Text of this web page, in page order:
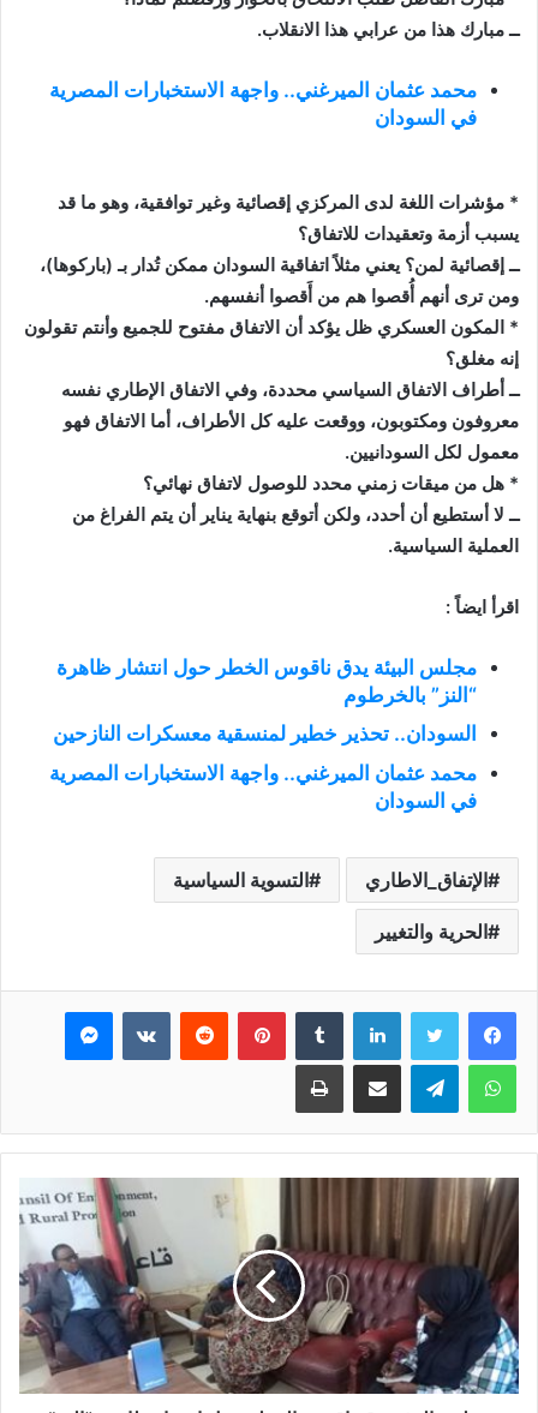
ــ مبارك هذا من عرابي هذا الانقلاب.
محمد عثمان الميرغني.. واجهة الاستخبارات المصرية
في السودان
* مؤشرات اللغة لدى المركزي إقصائية وغير توافقية، وهو ما قد
يسبب أزمة وتعقيدات للاتفاق؟
ــ إقصائية لمن؟ يعني مثلاً اتفاقية السودان ممكن تُدار بـ (باركوها)،
ومن ترى أنهم أُقصوا هم من أَقصوا أنفسهم.
* المكون العسكري ظل يؤكد أن الاتفاق مفتوح للجميع وأنتم تقولون
إنه مغلق؟
ــ أطراف الاتفاق السياسي محددة، وفي الاتفاق الإطاري نفسه
معروفون ومكتوبون، ووقعت عليه كل الأطراف، أما الاتفاق فهو
معمول لكل السودانيين.
* هل من ميقات زمني محدد للوصول لاتفاق نهائي؟
ــ لا أستطيع أن أحدد، ولكن أتوقع بنهاية يناير أن يتم الفراغ من
العملية السياسية.
اقرأ ايضاً :
مجلس البيئة يدق ناقوس الخطر حول انتشار ظاهرة
“النز” بالخرطوم
السودان.. تحذير خطير لمنسقية معسكرات النازحين
محمد عثمان الميرغني.. واجهة الاستخبارات المصرية
في السودان
الإتفاق_الاطاري التسوية السياسية
الحرية والتغيير
فيسبوك تويتر لينكدإن بينتيريست ماسنجر
واتساب تيلقرام مشاركة عبر البريد طباعة